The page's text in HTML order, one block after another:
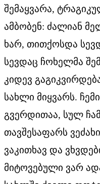
შემაყვარა,
ამბობენ: ძალიან
ხარ, თითქოსდა
სევდაც ჩოხელმა
კიდევ
სახლი მიყვარს.
გვერდითაა, სულ
თავშესაფარს
ვაკითხავ და
მიტოვებული ვარ